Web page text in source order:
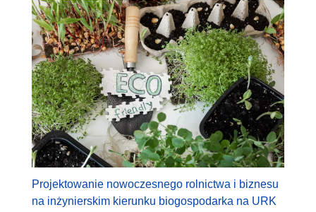
Projektowanie nowoczesnego rolnictwa i biznesu
na inżynierskim kierunku biogospodarka na URK